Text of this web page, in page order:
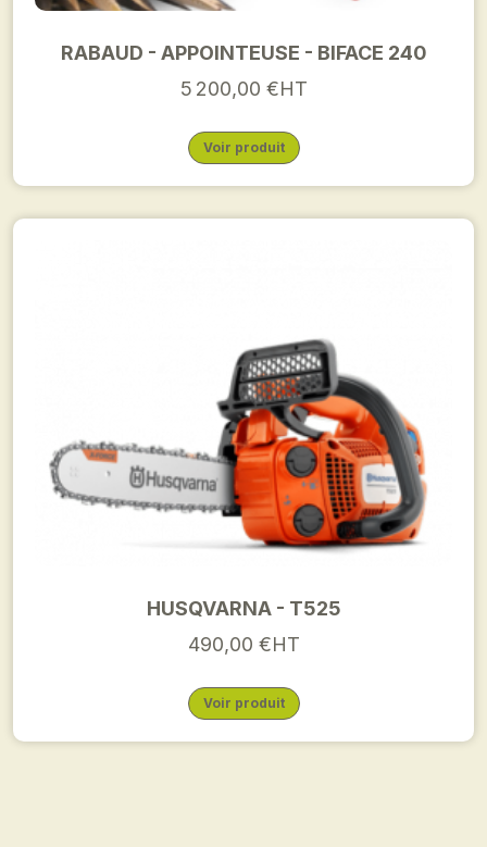
RABAUD - APPOINTEUSE - BIFACE 240
5 200,00 €HT
Voir produit
HUSQVARNA - T525
490,00 €HT
Voir produit